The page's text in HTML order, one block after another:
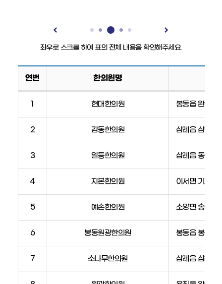
원
내
전
번
연번 한의원명
1 현대한의원 봉동읍 완주산
2 감동한의원 삼례읍 삼봉1
3 일등한의원 삼례읍 동학로
4 지본한의원 이서면 기지
5 예손한의원 소양면 송광
6 봉동원광한의원 봉동읍 봉동동
7 소나무한의원 삼례읍 삼례역